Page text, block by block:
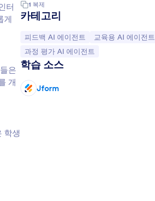
터
게
은
개
학생
1 복제
카테고리
카테고리로 이동:
피드백 AI 에이전트 카테고리로 이동:
교육용 AI 에이전트
카테고리로 이동:
과정 평가 AI 에이전트
학습 소스
Jform